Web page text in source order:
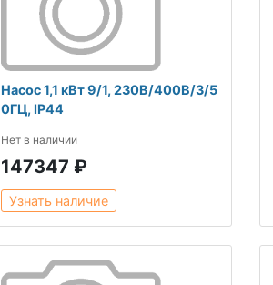
Насос 1,1 кВт 9/1, 230В/400В/3/5
0ГЦ, IP44
Нет в наличии
147347 ₽
Узнать наличие